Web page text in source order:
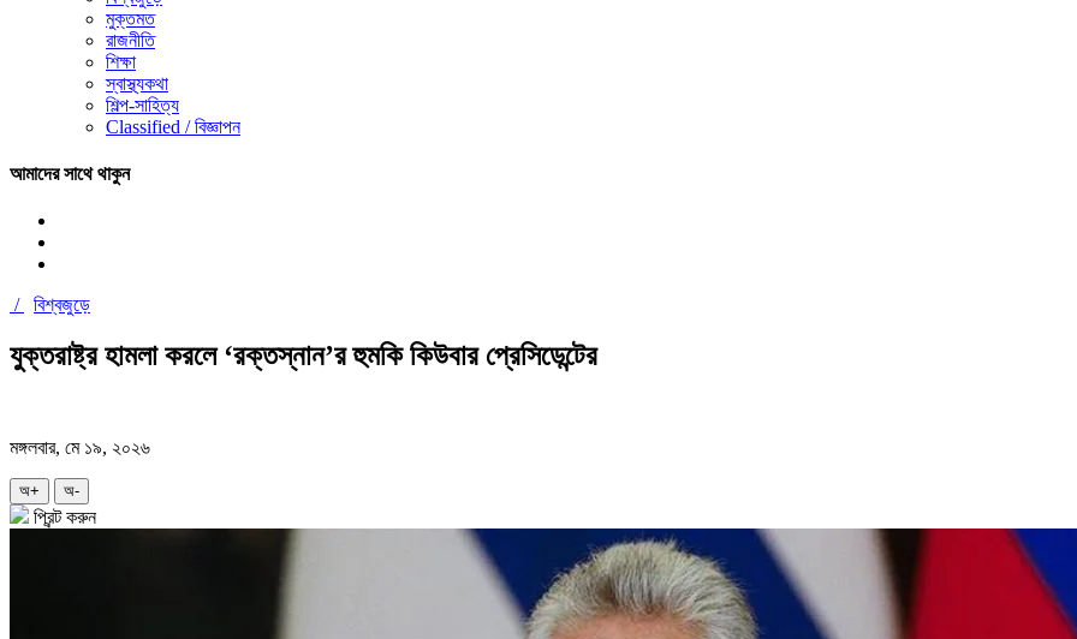
মুক্তমত
রাজনীতি
শিক্ষা
স্বাস্থ্যকথা
শিল্প-সাহিত্য
Classified / বিজ্ঞাপন
আমাদের সাথে থাকুন
/ বিশ্বজুড়ে
যুক্তরাষ্ট্র হামলা করলে ‘রক্তস্নান’র হুমকি কিউবার প্রেসিডেন্টের
মঙ্গলবার, মে ১৯, ২০২৬
অ+ অ-
প্রিন্ট করুন